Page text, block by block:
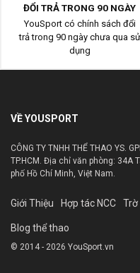
ĐỔI TRẢ TRONG 90 NGÀY
YouSport có chính sách đổi
trả trong 90 ngày chưa qua sử
dụng
VỀ YOUSPORT
CÔNG TY TNHH THỂ THAO YS.
TP.HCM. Địa chỉ văn phòng: 34A
phố Hồ Chí Minh, Việt Nam.
Giới Thiệu Hợp tác NCC Trờ
Blog thể thao
© 2014 - 2026 YouSport.vn